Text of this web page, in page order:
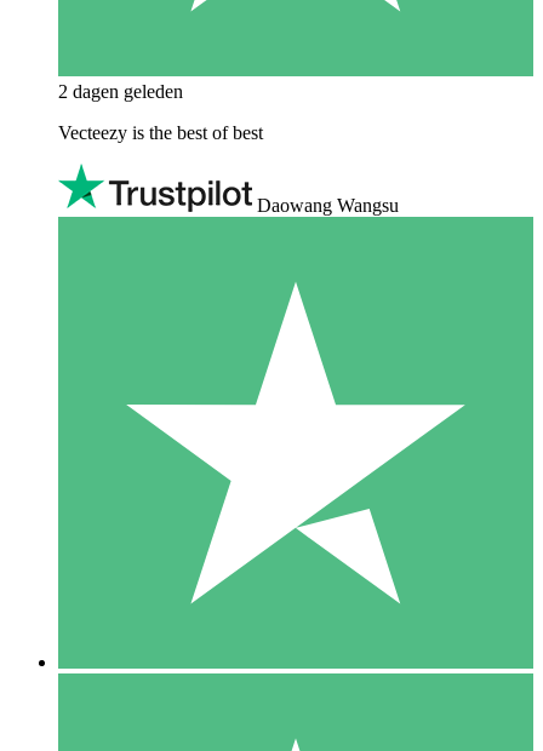
2 dagen geleden
Vecteezy is the best of best
Daowang Wangsu